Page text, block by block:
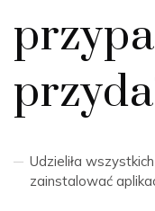
Udzieliła
zainstalować